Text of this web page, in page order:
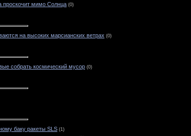
проскочит мимо Солнца (0)
на высоких марсианских ветрах (0)
собрать космический мусор (0)
баку ракеты SLS (1)